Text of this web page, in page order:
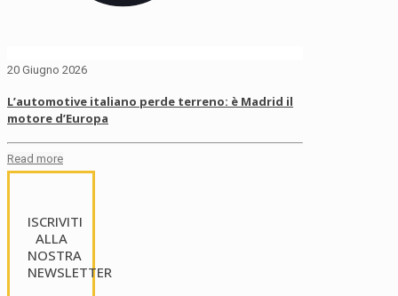
20 Giugno 2026
L’automotive italiano perde terreno: è Madrid il
motore d’Europa
Read more
ISCRIVITI
ALLA
NOSTRA
NEWSLETTER